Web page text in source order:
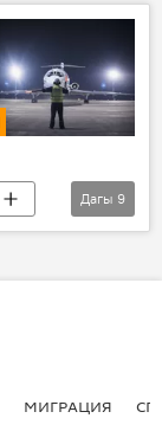
Дагы 9
МИГРАЦИЯ